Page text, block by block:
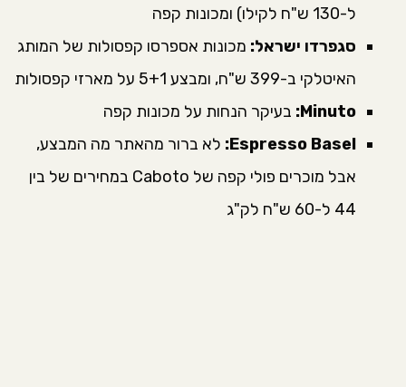
ל-130 ש"ח לקילו) ומכונות קפה
סגפרדו ישראל: מכונות אספרסו קפסולות של המותג
האיטלקי ב-399 ש"ח, ומבצע 5+1 על מארזי קפסולות
Minuto: בעיקר הנחות על מכונות קפה
Espresso Basel: לא ברור מהאתר מה המבצע,
אבל מוכרים פולי קפה של Caboto במחירים של בין
44 ל-60 ש"ח לק"ג